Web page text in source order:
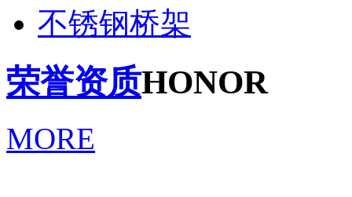
不锈钢桥架
荣誉资质HONOR
MORE